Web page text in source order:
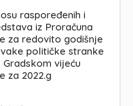
raspoređenih i
iz Proračuna
za redovito godišnje
političke stranke
vijeću
za 2022.g